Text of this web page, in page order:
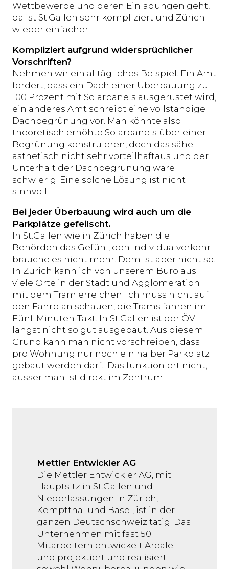
Wettbewerbe und deren Einladungen geht,
da ist St.Gallen sehr kompliziert und Zürich
wieder einfacher.
Kompliziert aufgrund widersprüchlicher
Vorschriften?
Nehmen wir ein alltägliches Beispiel. Ein Amt
fordert, dass ein Dach einer Überbauung zu
100 Prozent mit Solarpanels ausgerüstet wird,
ein anderes Amt schreibt eine vollständige
Dachbegrünung vor. Man könnte also
theoretisch erhöhte Solarpanels über einer
Begrünung konstruieren, doch das sähe
ästhetisch nicht sehr vorteilhaftaus und der
Unterhalt der Dachbegrünung wäre
schwierig. Eine solche Lösung ist nicht
sinnvoll.
Bei jeder Überbauung wird auch um die
Parkplätze gefeilscht.
In St.Gallen wie in Zürich haben die
Behörden das Gefühl, den Individualverkehr
brauche es nicht mehr. Dem ist aber nicht so.
In Zürich kann ich von unserem Büro aus
viele Orte in der Stadt und Agglomeration
mit dem Tram erreichen. Ich muss nicht auf
den Fahrplan schauen, die Trams fahren im
Fünf-Minuten-Takt. In St.Gallen ist der ÖV
längst nicht so gut ausgebaut. Aus diesem
Grund kann man nicht vorschreiben, dass
pro Wohnung nur noch ein halber Parkplatz
gebaut werden darf. Das funktioniert nicht,
ausser man ist direkt im Zentrum.
Mettler Entwickler AG
Die Mettler Entwickler AG, mit
Hauptsitz in St.Gallen und
Niederlassungen in Zürich,
Kemptthal und Basel, ist in der
ganzen Deutschschweiz tätig. Das
Unternehmen mit fast 50
Mitarbeitern entwickelt Areale
und projektiert und realisiert